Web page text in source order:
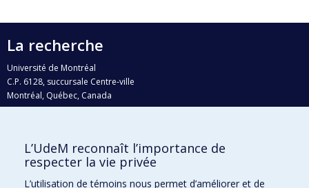
La recherche
Université de Montréal
C.P. 6128, succursale Centre-ville
Montréal, Québec, Canada
H3C 3J7
Qui fait quoi?
Nous trouver
L’UdeM reconnaît l’importance de
respecter la vie privée
L’utilisation de témoins nous permet d’améliorer et de